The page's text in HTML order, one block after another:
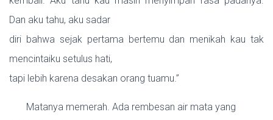
Dan aku tahu, aku sadar
diri bahwa sejak pertama bertemu dan menikah kau tak
mencintaiku setulus hati,
tapi lebih karena desakan orang tuamu.”
Matanya memerah. Ada rembesan air mata yang